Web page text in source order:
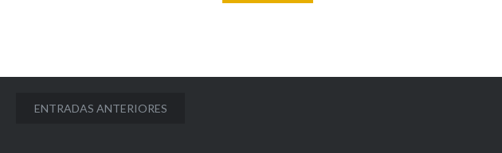
Navegación
ENTRADAS ANTERIORES